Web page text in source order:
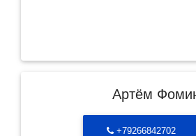
Артём
+79266842702